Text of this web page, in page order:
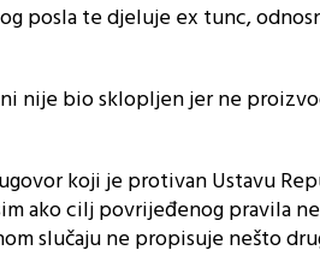
posla te djeluje ex tunc,
nije bio sklopljen jer ne
koji je protivan Ustavu
ako cilj povrijeđenog pravila
slučaju ne propisuje nešto